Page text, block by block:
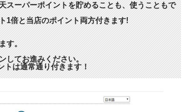
スーパーポイントを貯めることも、使うこともで
1倍と当店のポイント両方付きます!
す。
してお進みください。
トは通常通り付きます！